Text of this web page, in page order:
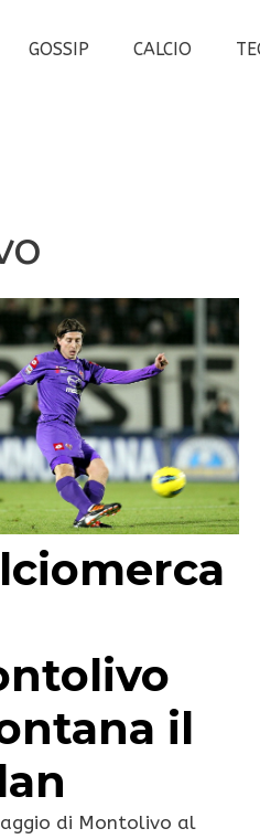
GOSSIP CALCIO
il
di Montolivo al